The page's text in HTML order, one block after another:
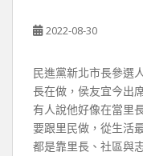
2022-08-30
民進黨新北市長參選
長在做，侯友宜今出
有人說他好像在當里
要跟里民做，從生活
都是靠里長、社區與